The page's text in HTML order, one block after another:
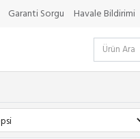
Garanti Sorgu Havale Bildirimi